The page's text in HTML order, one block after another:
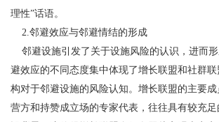
理性”话语。
2.邻避效应与邻避情结的形成
邻避设施引发了关于设施风险的认识，进而
避效应的不同态度集中体现了增长联盟和社群
构对于邻避设施的风险认知。增长联盟的主要
营方和持赞成立场的专家代表，往往具有较充